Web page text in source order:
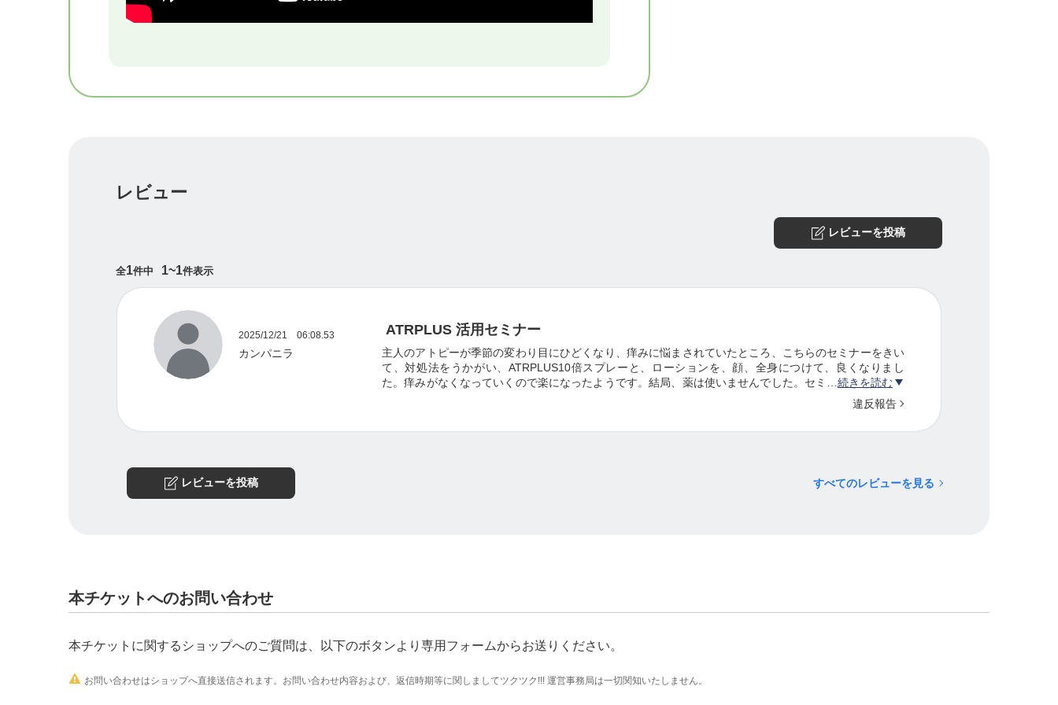
レビュー
レビューを投稿
全1件中 1~1件表示
2025/12/21 06:08.53
カンパニラ
ATRPLUS 活用セミナー
主人のアトピーが季節の変わり目にひどくなり、痒みに悩まされていたところ、こちらのセミナーをきい
て、対処法をうかがい、ATRPLUS10倍スプレーと、ローションを、顔、全身につけて、良くなりまし
た。痒みがなくなっていくので楽になったようです。結局、薬は使いませんでした。セミナーでは、いろ
いろな症例に沿って、対処法などを具体的に聞くことができますので、試してみようという気になりまし
た。一度で、理解できない場合は、100円でまた参加できるので何回かきいてみると納得できると思いま
続きを読む
違反報告
レビューを投稿 すべてのレビューを見る
本チケットへのお問い合わせ
本チケットに関するショップへのご質問は、以下のボタンより専用フォームからお送りください。
 お問い合わせはショップへ直接送信されます。お問い合わせ内容および、返信時期等に関しましてツクツク!!! 運営事務局は一切関知いたしません。